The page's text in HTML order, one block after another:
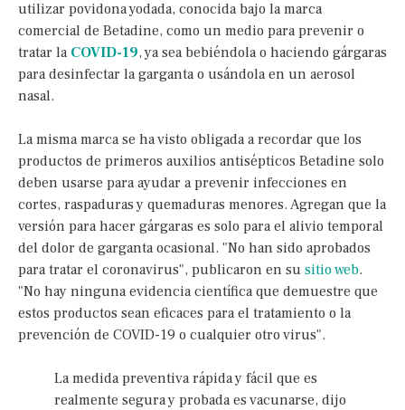
utilizar povidona yodada, conocida bajo la marca
comercial de Betadine, como un medio para prevenir o
tratar la COVID-19, ya sea bebiéndola o haciendo gárgaras
para desinfectar la garganta o usándola en un aerosol
nasal.
La misma marca se ha visto obligada a recordar que los
productos de primeros auxilios antisépticos Betadine solo
deben usarse para ayudar a prevenir infecciones en
cortes, raspaduras y quemaduras menores. Agregan que la
versión para hacer gárgaras es solo para el alivio temporal
del dolor de garganta ocasional. "No han sido aprobados
para tratar el coronavirus", publicaron en su sitio web.
"No hay ninguna evidencia científica que demuestre que
estos productos sean eficaces para el tratamiento o la
prevención de COVID-19 o cualquier otro virus".
La medida preventiva rápida y fácil que es
realmente segura y probada es vacunarse, dijo